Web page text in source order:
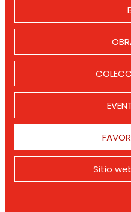
Sitio